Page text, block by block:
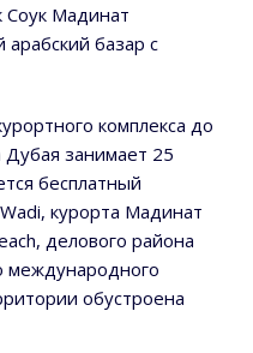
Соук Мадинат
базар с
комплекса до
занимает 25
бесплатный
курорта Мадинат
делового района
международного
обустроена